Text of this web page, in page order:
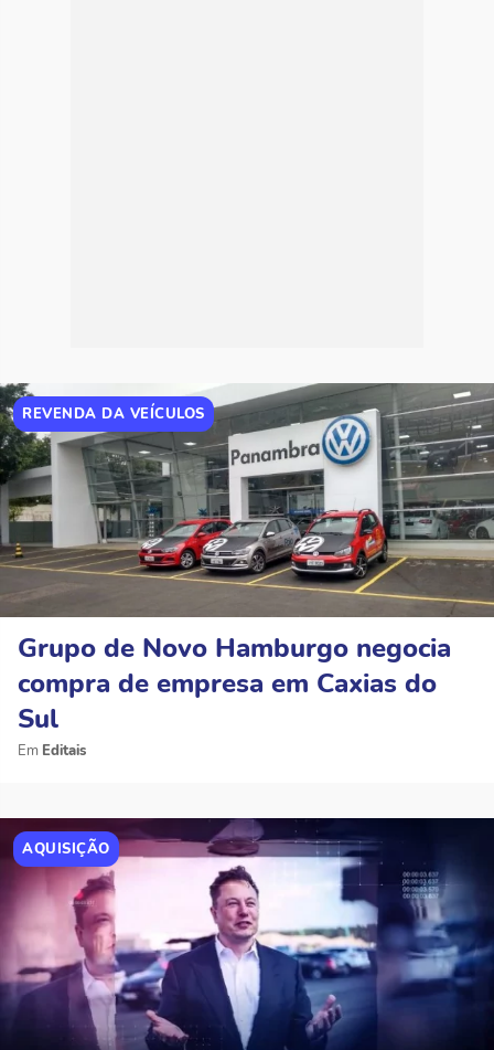
REVENDA DA VEÍCULOS
Grupo de Novo Hamburgo negocia
compra de empresa em Caxias do
Sul
Editais
AQUISIÇÃO